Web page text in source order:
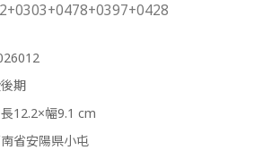
期
12.2×幅9.1 cm
省安陽県小屯